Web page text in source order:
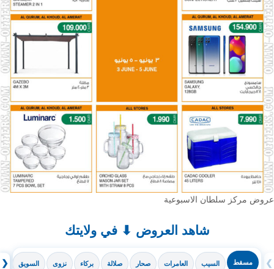
عروض مركز سلطان الاسبوعية
شاهد العروض ⬇ في ولايتك
❮ مسقط السيب العامرات صحار صلالة بركاء نزوى السويق ❯